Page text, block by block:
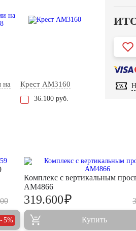
на
Крест AM3160
36.100 руб.
5%
Комплекс с вертикальным
AM4866
319.600₽
Купить